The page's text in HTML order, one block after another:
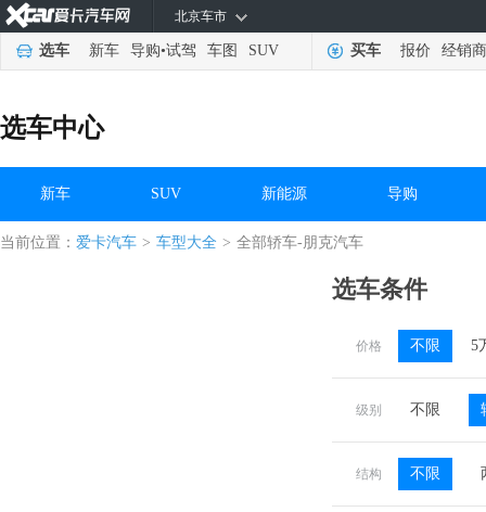
北京车市
选车 新车 导购•试驾 车图 SUV 买车 报价 经销商
选车中心
新车 SUV 新能源 导购
当前位置： 爱卡汽车 > 车型大全 > 全部轿车-朋克汽车
选车条件
价格 不限 5
级别 不限
结构 不限